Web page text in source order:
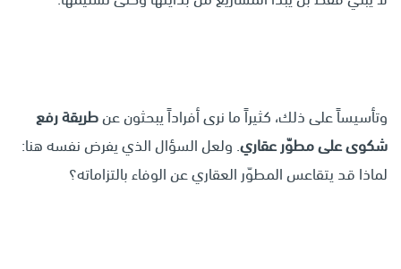
وتأسيساً على ذلك، كثيراً ما نرى أفراداً يبحثون عنطريقة رفع
شكوى على مطوّر عقاري. ولعل السؤال الذي يفرض نفسه هنا:
لماذا قد يتقاعس المطوّر العقاري عن الوفاء بالتزاماته؟